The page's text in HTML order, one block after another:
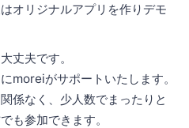
オリジナルアプリを作りデモ
丈夫です。
moreiがサポートいたします。
係なく、少人数でまったりと
も参加できます。